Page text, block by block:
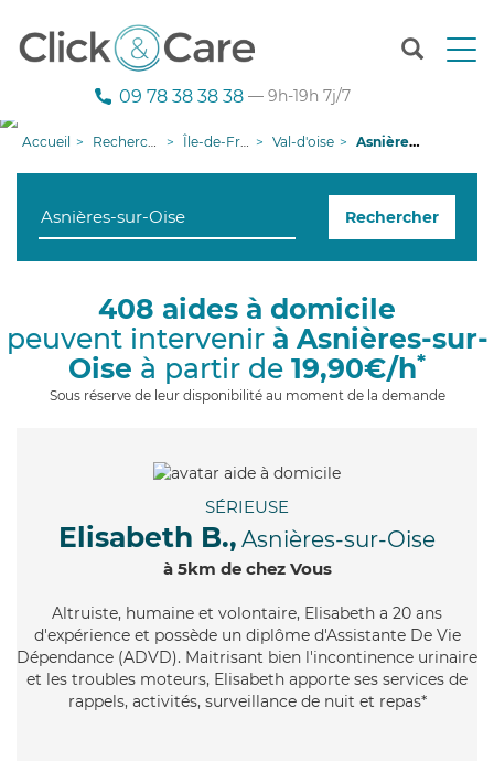
T
n
g
i
09 78 38 38 38 — 9h-19h 7j/7
Accueil Recherche aide à domicile Île-de-France Val-d'oise Asnières-sur-Oise
Rechercher
408 aides à domicile
peuvent intervenir à Asnières-sur-
Oise à partir de 19,90€/h*
Sous réserve de leur disponibilité au moment de la demande
SÉRIEUSE
Elisabeth B., Asnières-sur-Oise
à 5km de chez Vous
Altruiste, humaine et volontaire, Elisabeth a 20 ans
d'expérience et possède un diplôme d'Assistante De Vie
Dépendance (ADVD). Maitrisant bien l'incontinence urinaire
et les troubles moteurs, Elisabeth apporte ses services de
rappels, activités, surveillance de nuit et repas*